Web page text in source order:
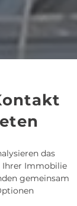
das
Ihrer Immobilie
gemeinsam